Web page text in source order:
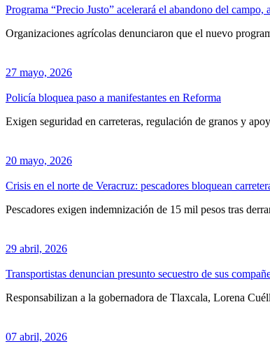
Programa “Precio Justo” acelerará el abandono del campo,
Organizaciones agrícolas denunciaron que el nuevo
27 mayo, 2026
Policía bloquea paso a manifestantes en Reforma
Exigen seguridad en carreteras, regulación de granos y
20 mayo, 2026
Crisis en el norte de Veracruz: pescadores bloquean
Pescadores exigen indemnización de 15 mil pesos tras
29 abril, 2026
Transportistas denuncian presunto secuestro de sus
Responsabilizan a la gobernadora de Tlaxcala, Lorena
07 abril, 2026